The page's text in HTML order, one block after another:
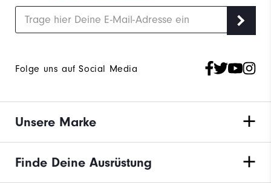
Folge uns auf Social Media
Unsere Marke
Finde Deine Ausrüstung